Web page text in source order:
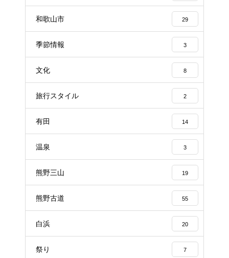
和歌山市 29
季節情報 3
文化 8
旅行スタイル 2
有田 14
温泉 3
熊野三山 19
熊野古道 55
白浜 20
祭り 7